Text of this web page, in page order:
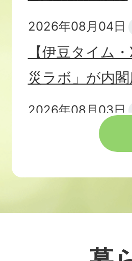
2026年08月04日
【伊豆タイム
災ラボ」が内
2026年08月03日
アジア・アジ
用職員（障害